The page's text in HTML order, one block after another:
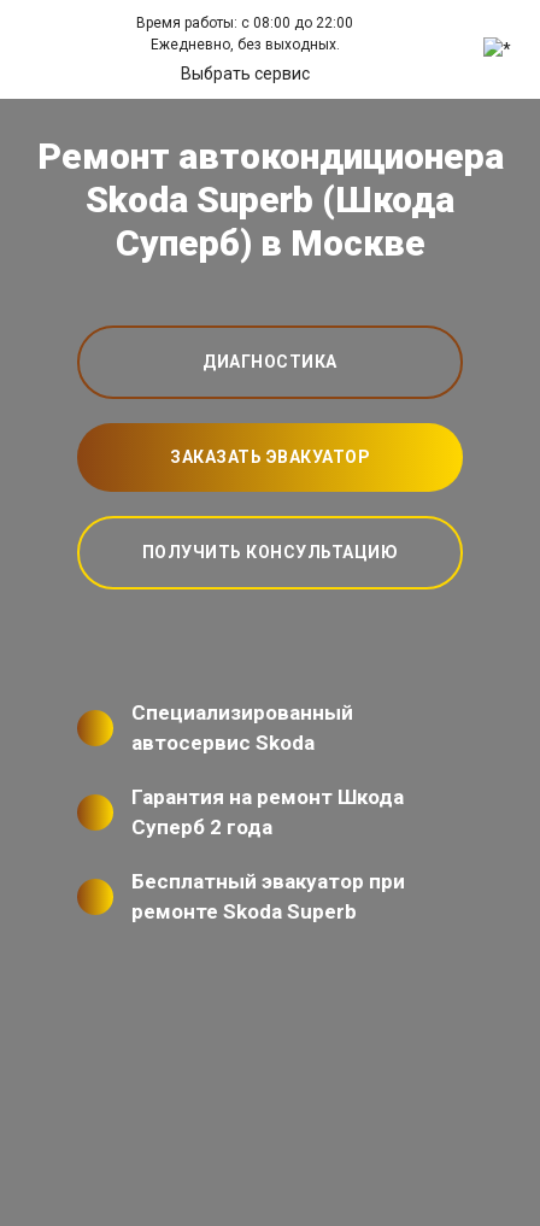
Время работы: с 08:00 до 22:00
Ежедневно, без выходных.
Выбрать сервис
Ремонт автокондиционера
Skoda Superb (Шкода
Суперб) в Москве
ДИАГНОСТИКА
ЗАКАЗАТЬ ЭВАКУАТОР
ПОЛУЧИТЬ КОНСУЛЬТАЦИЮ
Специализированный
автосервис Skoda
Гарантия на ремонт Шкода
Суперб 2 года
Бесплатный эвакуатор при
ремонте Skoda Superb